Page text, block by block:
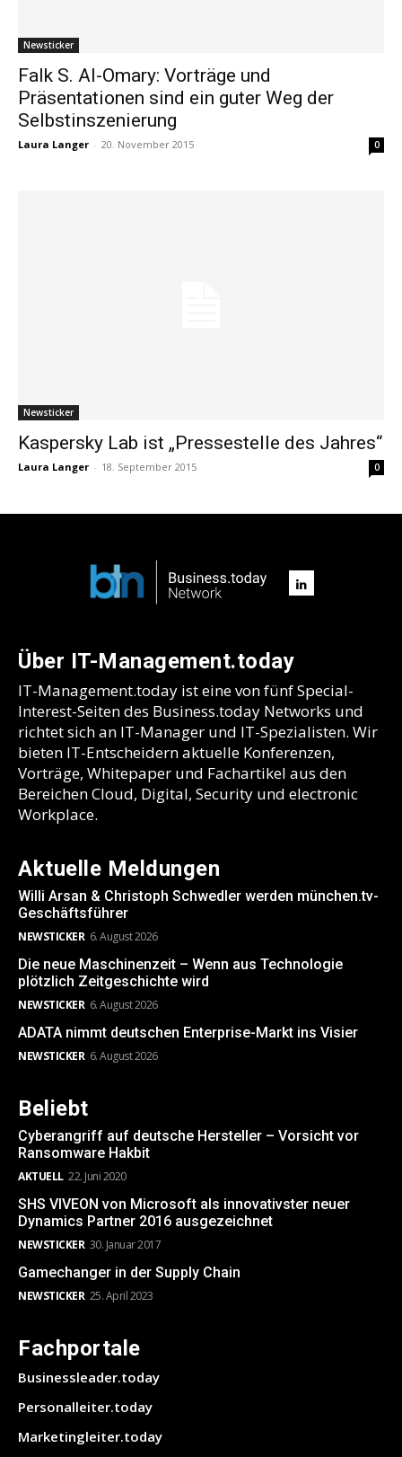
Newsticker
Falk S. Al-Omary: Vorträge und
Präsentationen sind ein guter Weg der
Selbstinszenierung
Laura Langer - 20. November 2015 0
Newsticker
Kaspersky Lab ist „Pressestelle des Jahres“
Laura Langer - 18. September 2015 0
Über IT-Management.today
IT-Management.today ist eine von fünf Special-
Interest-Seiten des Business.today Networks und
richtet sich an IT-Manager und IT-Spezialisten. Wir
bieten IT-Entscheidern aktuelle Konferenzen,
Vorträge, Whitepaper und Fachartikel aus den
Bereichen Cloud, Digital, Security und electronic
Workplace.
Aktuelle Meldungen
Willi Arsan & Christoph Schwedler werden münchen.tv-
Geschäftsführer
NEWSTICKER 6. August 2026
Die neue Maschinenzeit – Wenn aus Technologie
plötzlich Zeitgeschichte wird
NEWSTICKER 6. August 2026
ADATA nimmt deutschen Enterprise-Markt ins Visier
NEWSTICKER 6. August 2026
Beliebt
Cyberangriff auf deutsche Hersteller – Vorsicht vor
Ransomware Hakbit
AKTUELL 22. Juni 2020
SHS VIVEON von Microsoft als innovativster neuer
Dynamics Partner 2016 ausgezeichnet
NEWSTICKER 30. Januar 2017
Gamechanger in der Supply Chain
NEWSTICKER 25. April 2023
Fachportale
Businessleader.today
Personalleiter.today
Marketingleiter.today